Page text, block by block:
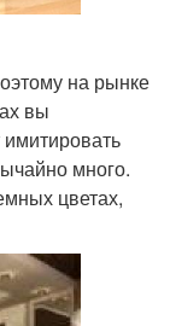
на рынке
вы
имитировать
много.
цветах,